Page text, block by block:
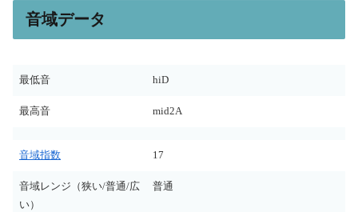
音域データ
最低音 hiD
最高音 mid2A
音域指数 17
音域レンジ（狭い/普通/広
い）
普通